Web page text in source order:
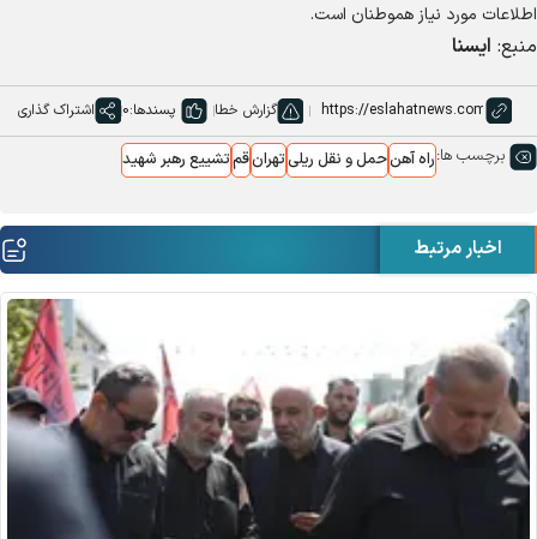
اطلاعات مورد نیاز هموطنان است.
منبع: ایسنا
گزارش خطا پسندها:0 اشتراک گذاری
برچسب ها:راه آهنحمل و نقل ریلیتهرانقمتشییع رهبر شهید
اخبار مرتبط